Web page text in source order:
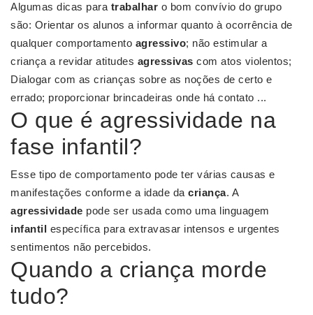
Algumas dicas para trabalhar o bom convívio do grupo
são: Orientar os alunos a informar quanto à ocorrência de
qualquer comportamento agressivo; não estimular a
criança a revidar atitudes agressivas com atos violentos;
Dialogar com as crianças sobre as noções de certo e
errado; proporcionar brincadeiras onde há contato ...
O que é agressividade na
fase infantil?
Esse tipo de comportamento pode ter várias causas e
manifestações conforme a idade da criança. A
agressividade pode ser usada como uma linguagem
infantil específica para extravasar intensos e urgentes
sentimentos não percebidos.
Quando a criança morde
tudo?